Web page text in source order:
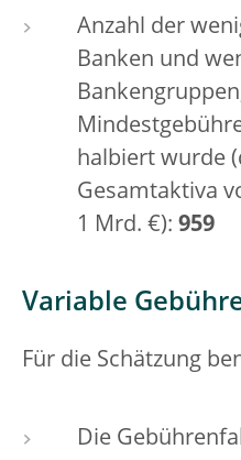
Anzahl der
Banken und
halbiert wurde
Gesamtaktiva
1 Mrd. €): 959
Variable
Für die Schätzung
Die